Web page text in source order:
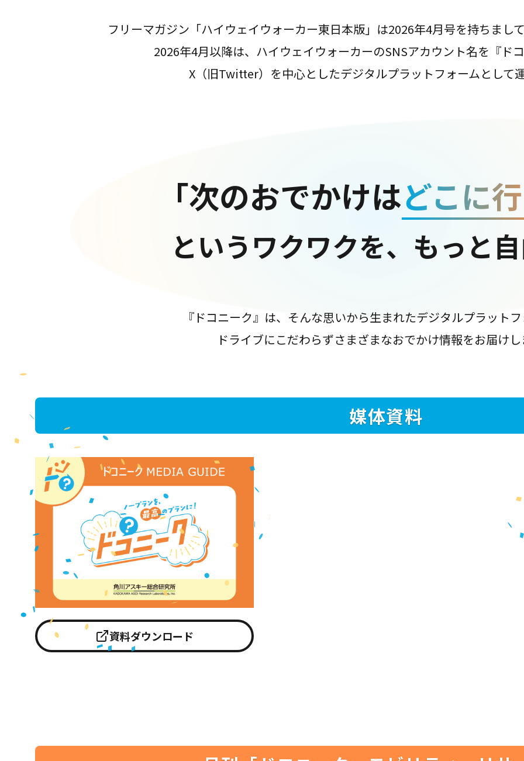
フリーマガジン「ハイウェイウォーカー東日本版」は2026年4月号を持ちまし
2026年4月以降は、ハイウェイウォーカーのSNSアカウント名を『ド
X（旧Twitter）を中心としたデジタルプラットフォームとして
「次のおでかけはどこに
というワクワクを、もっと
『ドコニーク』は、そんな思いから生まれたデジタルプラット
ドライブにこだわらずさまざまなおでかけ情報をお届け
媒体資料
資料ダウンロード